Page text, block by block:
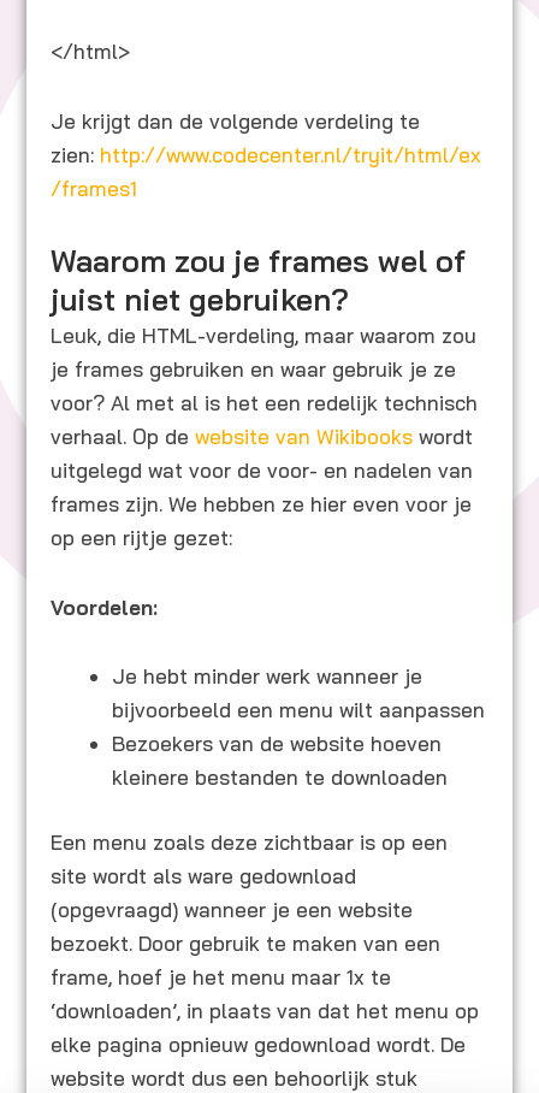
</html>
Je krijgt dan de volgende verdeling te
zien: http://www.codecenter.nl/tryit/html/ex
/frames1
Waarom zou je frames wel of
juist niet gebruiken?
Leuk, die HTML-verdeling, maar waarom zou
je frames gebruiken en waar gebruik je ze
voor? Al met al is het een redelijk technisch
verhaal. Op dewebsite van Wikibooks wordt
uitgelegd wat voor de voor- en nadelen van
frames zijn. We hebben ze hier even voor je
op een rijtje gezet:
Voordelen:
Je hebt minder werk wanneer je
bijvoorbeeld een menu wilt aanpassen
Bezoekers van de website hoeven
kleinere bestanden te downloaden
Een menu zoals deze zichtbaar is op een
site wordt als ware gedownload
(opgevraagd) wanneer je een website
bezoekt. Door gebruik te maken van een
frame, hoef je het menu maar 1x te
‘downloaden’, in plaats van dat het menu op
elke pagina opnieuw gedownload wordt. De
website wordt dus een behoorlijk stuk